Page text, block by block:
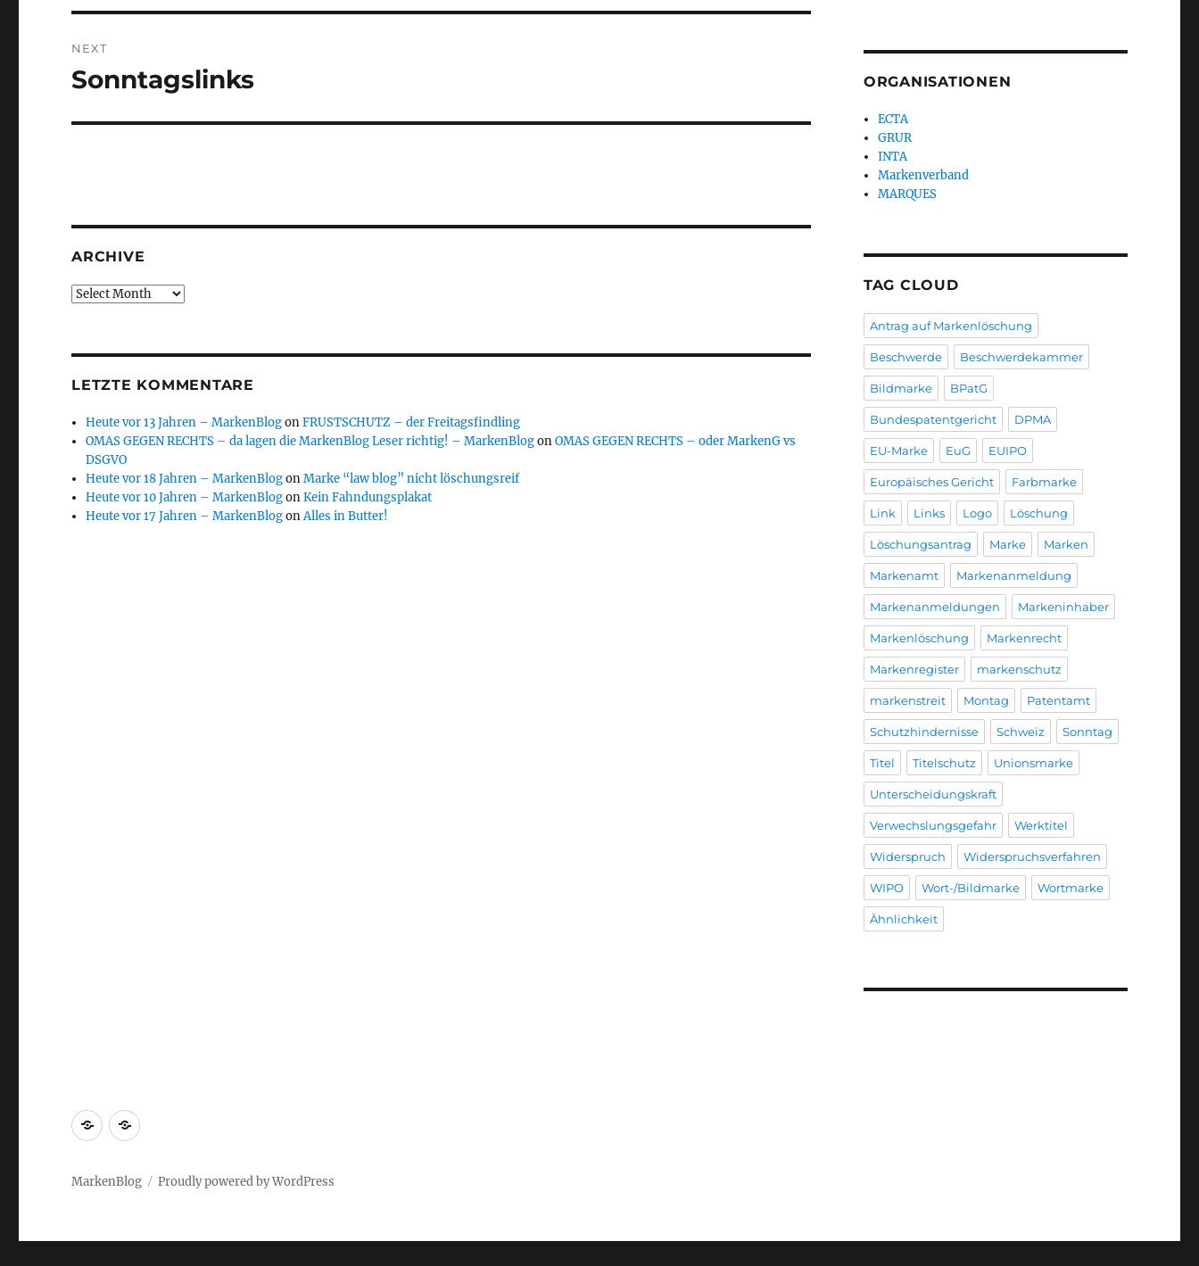
NEXT
Next
Sonntagslinks
ARCHIVE
Archive
LETZTE KOMMENTARE
Heute vor 13 Jahren – MarkenBlogonFRUSTSCHUTZ – der Freitagsfindling
OMAS GEGEN RECHTS – da lagen die MarkenBlog Leser richtig! – MarkenBlogonOMAS GEGEN RECHTS – oder MarkenG vs
DSGVO
Heute vor 18 Jahren – MarkenBlogonMarke “law blog” nicht löschungsreif
Heute vor 10 Jahren – MarkenBlogonKein Fahndungsplakat
Heute vor 17 Jahren – MarkenBlogonAlles in Butter!
ORGANISATIONEN
ECTA
GRUR
INTA
Markenverband
MARQUES
TAG CLOUD
Antrag auf Markenlöschung
Beschwerde Beschwerdekammer
Bildmarke BPatG
Bundespatentgericht DPMA
EU-Marke EuG EUIPO
Europäisches Gericht Farbmarke
Link Links Logo Löschung
Löschungsantrag Marke Marken
Markenamt Markenanmeldung
Markenanmeldungen Markeninhaber
Markenlöschung Markenrecht
Markenregister markenschutz
markenstreit Montag Patentamt
Schutzhindernisse Schweiz Sonntag
Titel Titelschutz Unionsmarke
Unterscheidungskraft
Verwechslungsgefahr Werktitel
Widerspruch Widerspruchsverfahren
WIPO Wort-/Bildmarke Wortmarke
Ähnlichkeit
Markenrecherche
Gastbeiträge
MarkenBlog Proudly powered by WordPress